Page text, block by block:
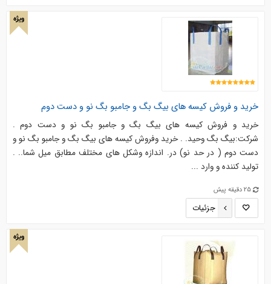
ویژه
خرید و فروش کیسه های بیگ بگ و جامبو بگ نو و دست دوم
خرید و فروش کیسه های بیگ بگ و جامبو بگ نو و دست دوم .
شرکت:بیگ بگ وحید. . خرید وفروش کیسه های بیگ بگ و جامبو بگ نو و
دست دوم ( در حد نو) در. اندازه وشکل های مختلف مطابق میل شما.. .
تولید کننده و وارد ...
25 دقیقه پیش
جزئیات
ویژه